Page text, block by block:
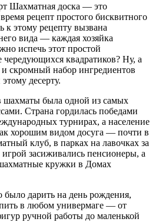
Шахматная доска — это
рецепт простого бисквитного
к этому рецепту вызвана
вида — каждая хозяйка
испечь этот простой
чередующихся квадратиков? Ну, а
и скромный набор ингредиентов
десерту.
шахматы была одной из самых
Страна гордилась победами
турнирах, а население
хорошим видом досуга — почти в
клуб, в парках на лавочках за
засиживались пенсионеры, а
кружки в Домах
дарить на день рождения,
в любом универмаге — от
ручной работы до маленькой